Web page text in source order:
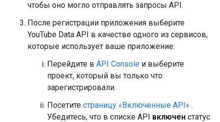
чтобы оно могло отправлять запросы API.
После регистрации приложения выберите
YouTube Data API в качестве одного из сервисов,
которые использует ваше приложение:
Перейдите в API Console и выберите
проект, который вы только что
зарегистрировали.
Посетите страницу «Включенные API» .
Убедитесь, что в списке API включен статус